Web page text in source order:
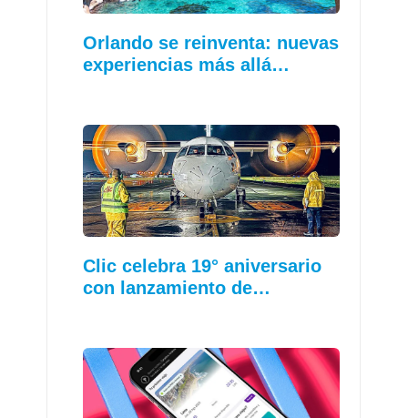
Orlando se reinventa: nuevas
experiencias más allá…
Clic celebra 19° aniversario
con lanzamiento de…